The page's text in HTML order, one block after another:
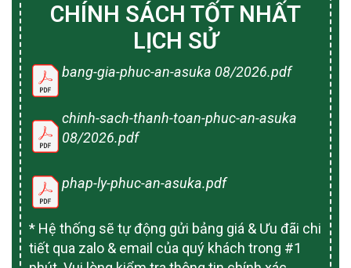
CHÍNH SÁCH TỐT NHẤT
LỊCH SỬ
bang-gia-phuc-an-asuka 08/2026.pdf
chinh-sach-thanh-toan-phuc-an-asuka
08/2026.pdf
phap-ly-phuc-an-asuka.pdf
* Hệ thống sẽ tự động gửi bảng giá & Ưu đãi chi
tiết qua zalo & email của quý khách trong #1